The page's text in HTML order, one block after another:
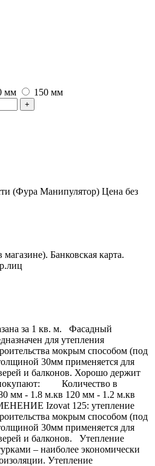
мм 150 мм
+
(Фура Манипулятор) Цена без
Банковская карта.
кв. м. Фасадный
для утепления
мокрым способом (под
30мм применяется для
и балконов. Хорошо держит
Количество в
мм - 1.8 м.кв 120 мм - 1.2 м.кв
Izovat 125: утепление
мокрым способом (под
30мм применяется для
и балконов. Утепление
– наиболее экономически
Утепление